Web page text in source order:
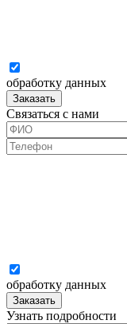
обработку данных
Заказать
Связаться с нами
обработку данных
Заказать
Узнать подробности